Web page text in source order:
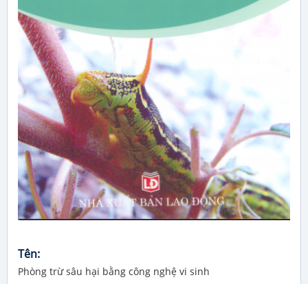
Tên:
Phòng trừ sâu hại bằng công nghệ vi sinh